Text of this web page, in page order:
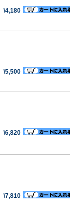
\4,180
\5,500
\6,820
\7,810